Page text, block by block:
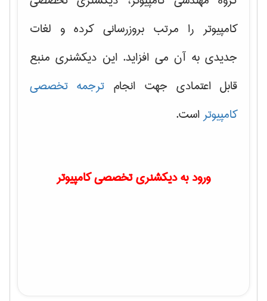
کامپیوتر را مرتب بروزرسانی کرده و لغات
جدیدی به آن می افزاید. این دیکشنری منبع
قابل اعتمادی جهت انجام ترجمه تخصصی
کامپیوتراست.
ورود به دیکشنری تخصصی کامپیوتر